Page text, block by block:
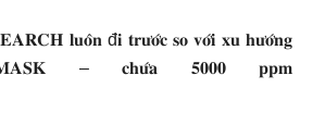
𝐥𝐮𝐨̂𝐧 đ𝐢 𝐭𝐫𝐮̛𝐨̛́𝐜 𝐬𝐨 𝐯𝐨̛́𝐢 𝐱𝐮 𝐡𝐮̛𝐨̛́𝐧𝐠
– 𝐜𝐡𝐮̛́𝐚 𝟓𝟎𝟎𝟎 𝐩𝐩𝐦